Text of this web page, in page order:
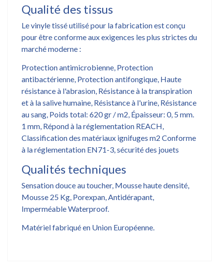
Qualité des tissus
Le vinyle tissé utilisé pour la fabrication est conçu
pour être conforme aux exigences les plus strictes du
marché moderne :
Protection antimicrobienne, Protection
antibactérienne, Protection antifongique, Haute
résistance à l'abrasion, Résistance à la transpiration
et à la salive humaine, Résistance à l'urine, Résistance
au sang, Poids total: 620 gr / m2, Épaisseur: 0, 5 mm.
1 mm, Répond à la réglementation REACH,
Classification des matériaux ignifuges m2 Conforme
à la réglementation EN71-3, sécurité des jouets
Qualités techniques
Sensation douce au toucher, Mousse haute densité,
Mousse 25 Kg, Porexpan, Antidérapant,
Imperméable Waterproof.
Matériel fabriqué en Union Européenne.